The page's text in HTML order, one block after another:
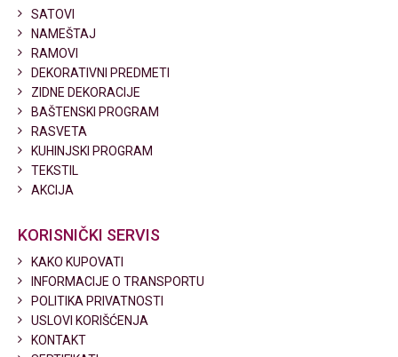
SATOVI
NAMEŠTAJ
RAMOVI
DEKORATIVNI PREDMETI
ZIDNE DEKORACIJE
BAŠTENSKI PROGRAM
RASVETA
KUHINJSKI PROGRAM
TEKSTIL
AKCIJA
KORISNIČKI SERVIS
KAKO KUPOVATI
INFORMACIJE O TRANSPORTU
POLITIKA PRIVATNOSTI
USLOVI KORIŠĆENJA
KONTAKT